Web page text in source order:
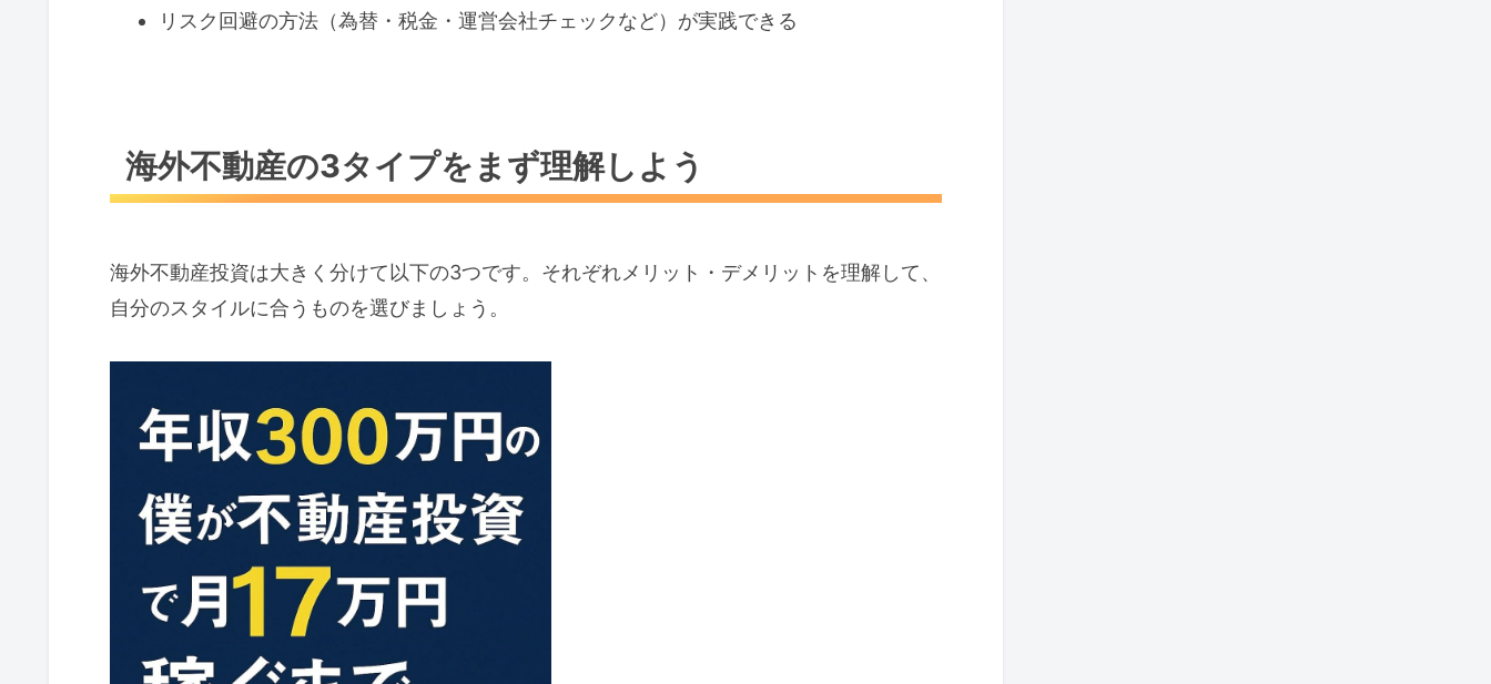
リスク回避の方法（為替・税金・運営会社チェックなど）が実践できる
海外不動産の3タイプをまず理解しよう
海外不動産投資は大きく分けて以下の3つです。それぞれメリット・デメリットを理解して、
自分のスタイルに合うものを選びましょう。